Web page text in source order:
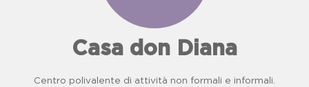
Casa don Diana
Centro polivalente di attività non formali e informali.